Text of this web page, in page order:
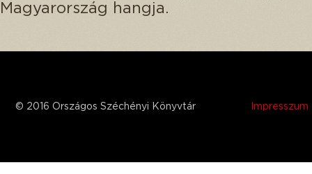
Magyarország hangja.
© 2016 Országos Széchényi Könyvtár Impresszum